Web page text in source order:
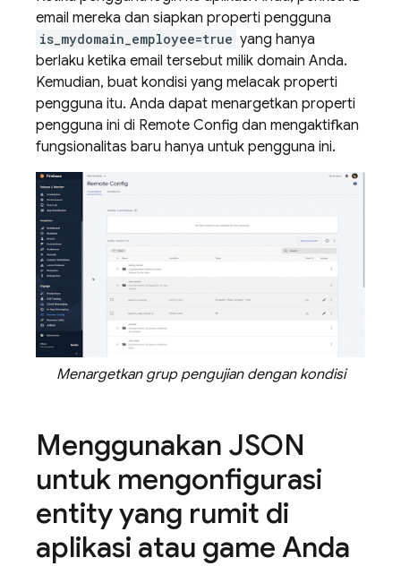
email mereka dan siapkan properti pengguna
is_mydomain_employee=true yang hanya
berlaku ketika email tersebut milik domain Anda.
Kemudian, buat kondisi yang melacak properti
pengguna itu. Anda dapat menargetkan properti
pengguna ini di Remote Config dan mengaktifkan
fungsionalitas baru hanya untuk pengguna ini.
Menargetkan grup pengujian dengan kondisi
Menggunakan JSON
untuk mengonfigurasi
entity yang rumit di
aplikasi atau game Anda